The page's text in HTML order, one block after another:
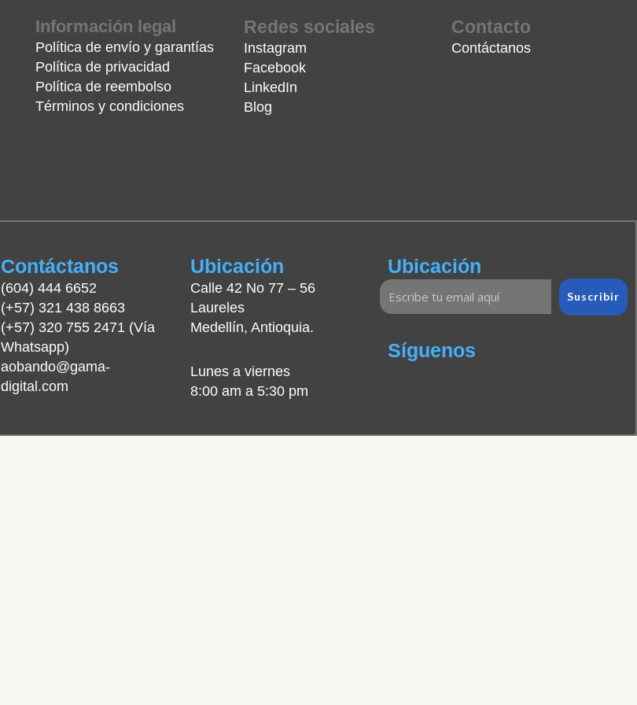
Información legal
Política de envío y garantías
Política de privacidad
Política de reembolso
Términos y condiciones
Redes sociales
Instagram
Facebook
LinkedIn
Blog
Contacto
Contáctanos
Contáctanos
(604) 444 6652
(+57) 321 438 8663
(+57) 320 755 2471 (Vía
Whatsapp)
aobando@gama-
digital.com
Ubicación
Calle 42 No 77 – 56
Laureles
Medellín, Antioquia.
Lunes a viernes
8:00 am a 5:30 pm
Ubicación
Suscribir
Síguenos